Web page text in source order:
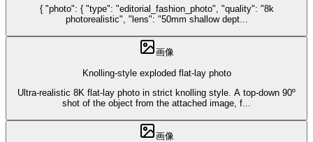
{ "photo": { "type": "editorial_fashion_photo", "quality": "8k
photorealistic", "lens": "50mm shallow dept...
画像
Knolling-style exploded flat-lay photo
Ultra-realistic 8K flat-lay photo in strict knolling style. A top-down 90º
shot of the object from the attached image, f...
画像